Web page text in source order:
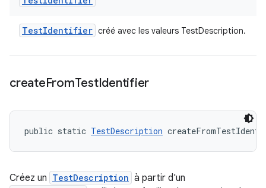
TestIdentifier créé avec les valeurs TestDescription.
createFromTestIdentifier
public static TestDescription
Créez un TestDescription à partir d'un